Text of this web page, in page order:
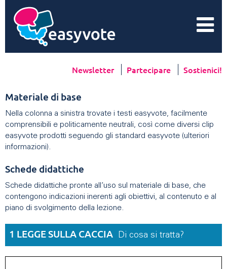
Newsletter Partecipare Sostienici!
Materiale di base
Nella colonna a sinistra trovate i testi easyvote, facilmente
comprensibili e politicamente neutrali, così come diversi clip
easyvote prodotti seguendo gli standard easyvote (ulteriori
informazioni).
Schede didattiche
Schede didattiche pronte all’uso sul materiale di base, che
contengono indicazioni inerenti agli obiettivi, al contenuto e al
piano di svolgimento della lezione.
1 LEGGE SULLA CACCIA Di cosa si tratta?